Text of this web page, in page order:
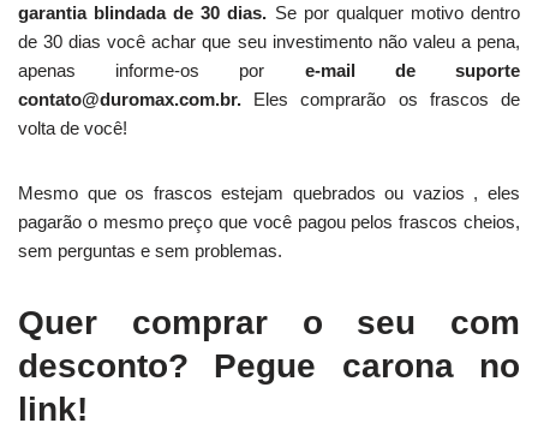
garantia blindada de 30 dias. Se por qualquer motivo dentro
de 30 dias você achar que seu investimento não valeu a pena,
apenas informe-os por e-mail de suporte
contato@duromax.com.br. Eles comprarão os frascos de
volta de você!
Mesmo que os frascos estejam quebrados ou vazios , eles
pagarão o mesmo preço que você pagou pelos frascos cheios,
sem perguntas e sem problemas.
Quer comprar o seu com
desconto? Pegue carona no
link!